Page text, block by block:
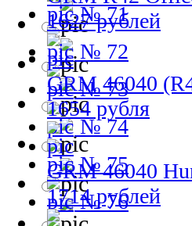
№ 71
№ 72
№ 73
№ 74
№ 75
№ 76
1627 рублей
GRM 46040
1654 рубля
GRM 46040
1714 рублей